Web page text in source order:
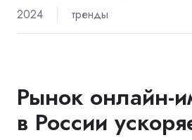
2024
тренды
Рынок онлайн-
в России